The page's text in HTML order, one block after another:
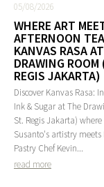
05/08/2026
WHERE ART
AFTERNOON
KANVAS RASA
DRAWING ROOM
REGIS JAKARTA)
Discover Kanvas Rasa:
Ink & Sugar at The
St. Regis Jakarta)
Susanto's artistry meets
Pastry Chef Kevin...
read more